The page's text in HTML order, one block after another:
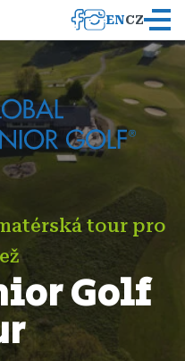
ENCZ
tour pro
Golf